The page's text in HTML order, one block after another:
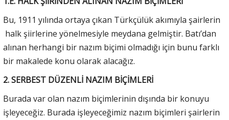
Bu, 1911 yılında ortaya çıkan Türkçülük akımıyla şairlerin
halk şiirlerine yönelmesiyle meydana gelmiştir. Batı’dan
alınan herhangi bir nazım biçimi olmadığı için bunu farklı
bir makalede konu olarak alacağız.
2. SERBEST DÜZENLİ NAZIM BİÇİMLERİ
Burada var olan nazım biçimlerinin dışında bir konuyu
işleyeceğiz. Burada işleyeceğimiz nazım biçimleri şairlerin